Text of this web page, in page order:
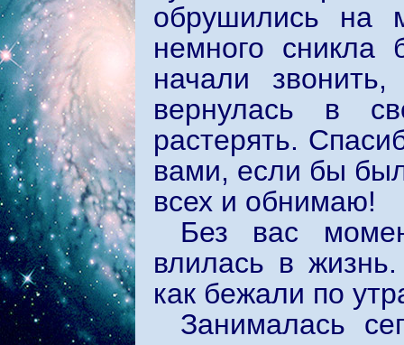
обрушились на
немного сникла
начали
вернулась в
растерять.
вами, если бы
всех и обнимаю!
Без вас
влилась в
как бежали по
Занималась